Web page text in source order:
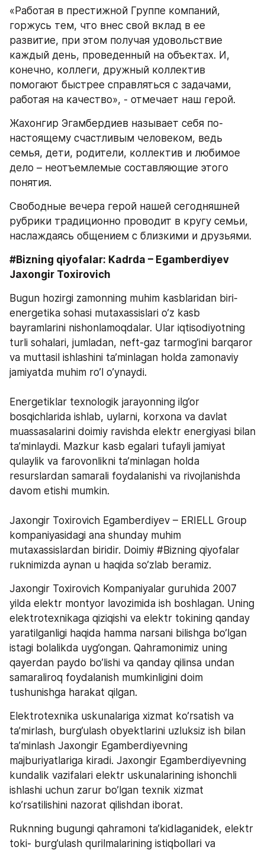
«Работая в престижной Группе компаний,
горжусь тем, что внес свой вклад в ее
развитие, при этом получая удовольствие
каждый день, проведенный на объектах. И,
конечно, коллеги, дружный коллектив
помогают быстрее справляться с задачами,
работая на качество», - отмечает наш герой.
Жахонгир Эгамбердиев называет себя по-
настоящему счастливым человеком, ведь
семья, дети, родители, коллектив и любимое
дело – неотъемлемые составляющие этого
понятия.
Свободные вечера герой нашей сегодняшней
рубрики традиционно проводит в кругу семьи,
наслаждаясь общением с близкими и друзьями.
#Bizning qiyofalar: Kadrda – Egamberdiyev
Jaxongir Toxirovich
Bugun hozirgi zamonning muhim kasblaridan biri-
energetika sohasi mutaxassislari o’z kasb
bayramlarini nishonlamoqdalar. Ular iqtisodiyotning
turli sohalari, jumladan, neft-gaz tarmog’ini barqaror
va muttasil ishlashini ta’minlagan holda zamonaviy
jamiyatda muhim ro’l o’ynaydi.
Energetiklar texnologik jarayonning ilg’or
bosqichlarida ishlab, uylarni, korxona va davlat
muassasalarini doimiy ravishda elektr energiyasi bilan
ta’minlaydi. Mazkur kasb egalari tufayli jamiyat
qulaylik va farovonlikni ta’minlagan holda
resurslardan samarali foydalanishi va rivojlanishda
davom etishi mumkin.
Jaxongir Toxirovich Egamberdiyev – ERIELL Group
kompaniyasidagi ana shunday muhim
mutaxassislardan biridir. Doimiy #Bizning qiyofalar
ruknimizda aynan u haqida so’zlab beramiz.
Jaxongir Toxirovich Kompaniyalar guruhida 2007
yilda elektr montyor lavozimida ish boshlagan. Uning
elektrotexnikaga qiziqishi va elektr tokining qanday
yaratilganligi haqida hamma narsani bilishga bo’lgan
istagi bolalikda uyg’ongan. Qahramonimiz uning
qayerdan paydo bo’lishi va qanday qilinsa undan
samaraliroq foydalanish mumkinligini doim
tushunishga harakat qilgan.
Elektrotexnika uskunalariga xizmat ko’rsatish va
ta’mirlash, burg’ulash obyektlarini uzluksiz ish bilan
ta’minlash Jaxongir Egamberdiyevning
majburiyatlariga kiradi. Jaxongir Egamberdiyevning
kundalik vazifalari elektr uskunalarining ishonchli
ishlashi uchun zarur bo’lgan texnik xizmat
ko’rsatilishini nazorat qilishdan iborat.
Ruknning bugungi qahramoni ta’kidlaganidek, elektr
toki- burg’ulash qurilmalarining istiqbollari va